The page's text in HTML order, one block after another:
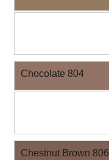
Chocolate 804
Chestnut Brown 806